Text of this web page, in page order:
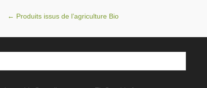
Post navigation
← Produits issus de l’agriculture Bio